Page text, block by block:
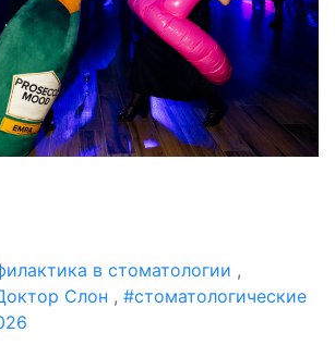
в стоматологии ,
Слон , #стоматологические